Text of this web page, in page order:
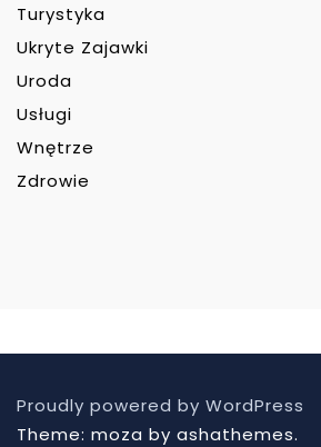
Turystyka
Ukryte Zajawki
Uroda
Usługi
Wnętrze
Zdrowie
Proudly powered by WordPress
Theme: moza by ashathemes.